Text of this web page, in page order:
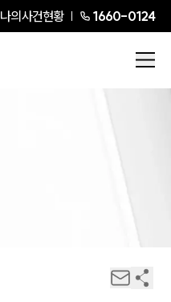
나의사건현황 1660-0124